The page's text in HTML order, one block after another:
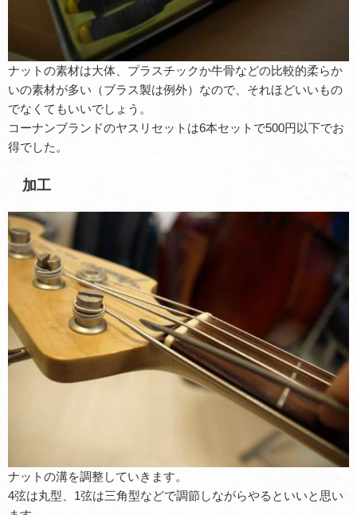
ナットの素材は大体、プラスチックか牛骨などの比較的柔らか
いの素材が多い（ブラス製は例外）なので、それほどいいもの
でなくてもいいでしょう。
コーナンブランドのヤスリセットは6本セットで500円以下でお
得でした。
加工
ナットの溝を調整していきます。
4弦は丸型、1弦は三角型などで調節しながらやるといいと思い